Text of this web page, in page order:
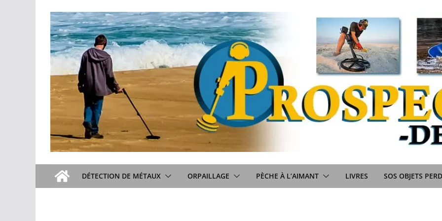
contenu
DÉTECTION DE MÉTAUX ORPAILLAGE PÈCHE À L’AIMANT LIVRES SOS OBJETS